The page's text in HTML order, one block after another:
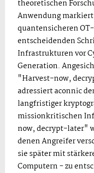
theoretischen
Anwendung
quantensicheren
entscheidenden
Infrastrukturen vor
Generation.
"Harvest-now,
adressiert aconnic
langfristiger
missionkritischen
now, decrypt-later"
denen Angreifer
sie später mit
Computern - zu